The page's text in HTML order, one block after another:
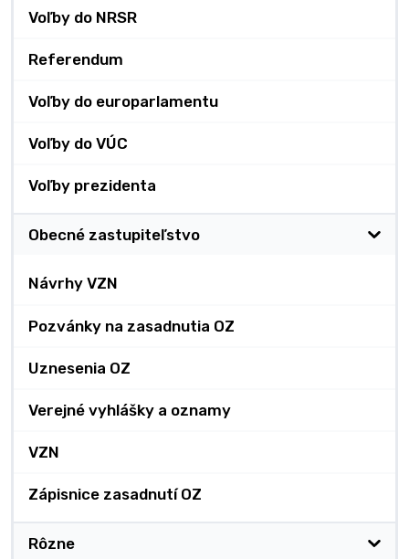
Voľby do NRSR
Referendum
Voľby do europarlamentu
Voľby do VÚC
Voľby prezidenta
Obecné zastupiteľstvo
Návrhy VZN
Pozvánky na zasadnutia OZ
Uznesenia OZ
Verejné vyhlášky a oznamy
VZN
Zápisnice zasadnutí OZ
Rôzne